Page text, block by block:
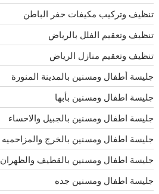
تنظيف وتركيب مكيفات حفر الباطن
تنظيف وتعقيم الفلل بالرياض
تنظيف وتعقيم منازل الرياض
جليسة أطفال ومسنين بالمدينة المنورة
جليسة اطفال ومسنين بأبها
جليسة اطفال ومسنين بالجبيل والاحساء
جليسة اطفال ومسنين بالخرج والمزاحميه
جليسة اطفال ومسنين بالقطيف والظهران
جليسة اطفال ومسنين جده